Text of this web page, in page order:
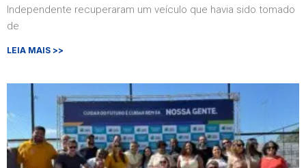
Independente recuperaram um veículo que havia sido tomado
de
LEIA MAIS >>